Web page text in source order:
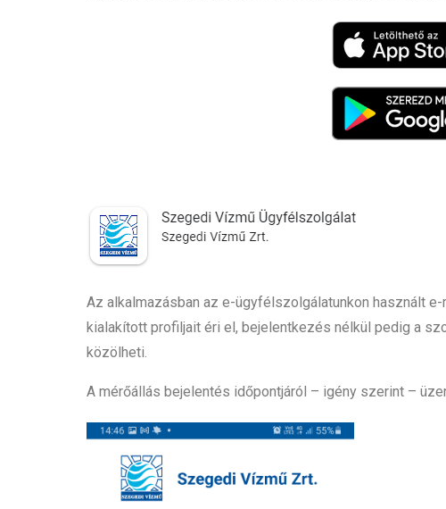
Az alkalmazásban az e-ügyfélszolgálatunkon használt
kialakított profiljait éri el, bejelentkezés nélkül pedig a
közölheti.
A mérőállás bejelentés időpontjáról – igény szerint –